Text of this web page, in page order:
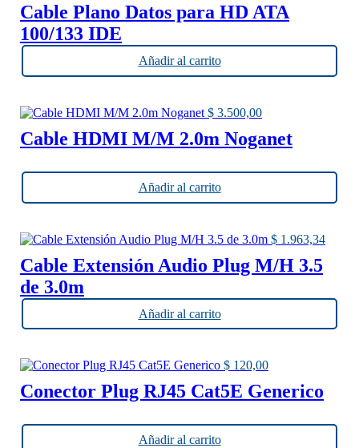
Cable Plano Datos para HD ATA
100/133 IDE
Añadir al carrito
$ 3.500,00
Cable HDMI M/M 2.0m Noganet
Añadir al carrito
$ 1.963,34
Cable Extensión Audio Plug M/H 3.5
de 3.0m
Añadir al carrito
$ 120,00
Conector Plug RJ45 Cat5E Generico
Añadir al carrito